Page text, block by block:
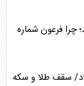
چرا فرعون شماره
طلا و سکه امروز چهارشنبه ۱۴ مرداد/ سقف طلا و سکه